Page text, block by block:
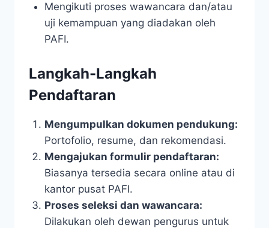
Mengikuti proses wawancara dan/atau
uji kemampuan yang diadakan oleh
PAFI.
Langkah-Langkah
Pendaftaran
Mengumpulkan dokumen pendukung:
Portofolio, resume, dan rekomendasi.
Mengajukan formulir pendaftaran:
Biasanya tersedia secara online atau di
kantor pusat PAFI.
Proses seleksi dan wawancara:
Dilakukan oleh dewan pengurus untuk